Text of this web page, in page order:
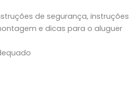
de segurança, instruções
e dicas para o aluguer